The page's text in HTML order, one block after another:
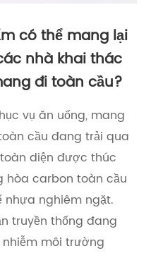
có thể mang lại
nhà khai thác
đi toàn cầu?
vụ ăn uống, mang
cầu đang trải qua
diện được thúc
hòa carbon toàn cầu
nghiêm ngặt.
truyền thống đang
môi trường